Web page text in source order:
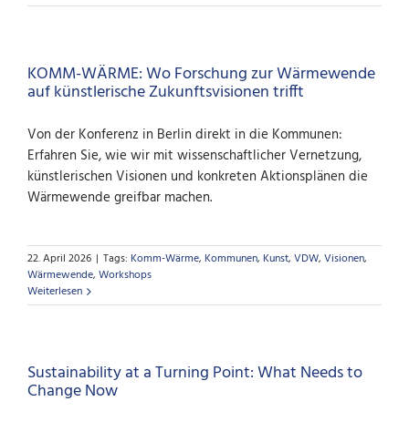
KOMM-WÄRME: Wo Forschung zur Wärmewende
auf künstlerische Zukunftsvisionen trifft
Von der Konferenz in Berlin direkt in die Kommunen:
Erfahren Sie, wie wir mit wissenschaftlicher Vernetzung,
künstlerischen Visionen und konkreten Aktionsplänen die
Wärmewende greifbar machen.
22. April 2026 | Tags: Komm-Wärme, Kommunen, Kunst, VDW, Visionen,
Wärmewende, Workshops
Weiterlesen
Sustainability at a Turning Point: What Needs to
Change Now